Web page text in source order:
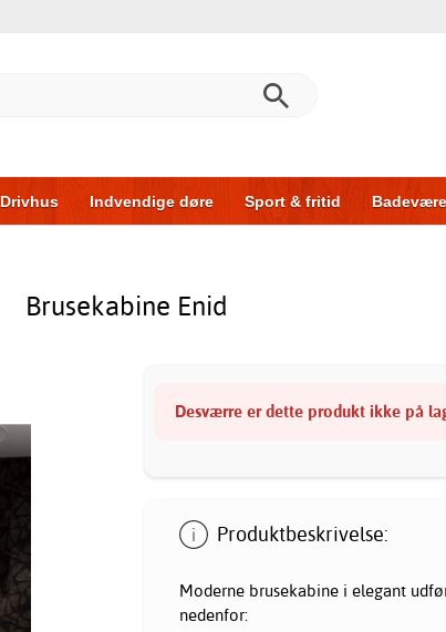
Drivhus Indvendige døre Sport & fritid
Brusekabine Enid
Desværre er dette produkt ikke på
Produktbeskrivelse:
Moderne brusekabine i elegant
nedenfor: